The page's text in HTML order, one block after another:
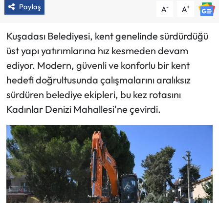
Paylaş A- A+
Kuşadası Belediyesi, kent genelinde sürdürdüğü
üst yapı yatırımlarına hız kesmeden devam
ediyor. Modern, güvenli ve konforlu bir kent
hedefi doğrultusunda çalışmalarını aralıksız
sürdüren belediye ekipleri, bu kez rotasını
Kadınlar Denizi Mahallesi'ne çevirdi.